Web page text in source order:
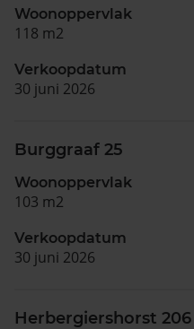
Woonoppervlak
118 m2
Verkoopdatum
30 juni 2026
Burggraaf 25
Woonoppervlak
103 m2
Verkoopdatum
30 juni 2026
Herbergiershorst 206